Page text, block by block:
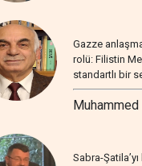
Gazze
rolü: Filistin
standartlı bir
Muhammed
Sabra-